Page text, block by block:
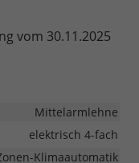
vom 30.11.2025
Mittelarmlehne
elektrisch 4-fach
Klimaautomatik